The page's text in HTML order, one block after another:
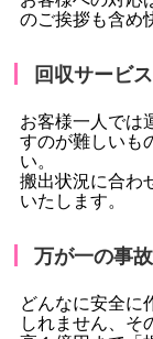
のご挨拶も含め
回収サービ
お客様一人では
すのが難しいも
い。
搬出状況に合わ
いたします。
万が一の事
どんなに安全に
しれません、そ